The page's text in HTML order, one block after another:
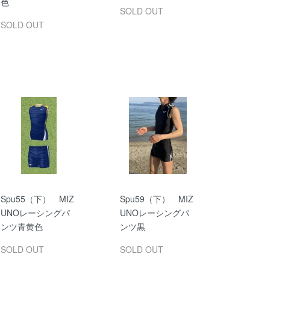
SOLD OUT
SOLD OUT
Spu55（下） MIZ
UNOレーシングパ
ンツ青黄色
SOLD OUT
Spu59（下） MIZ
UNOレーシングパ
ンツ黒
SOLD OUT